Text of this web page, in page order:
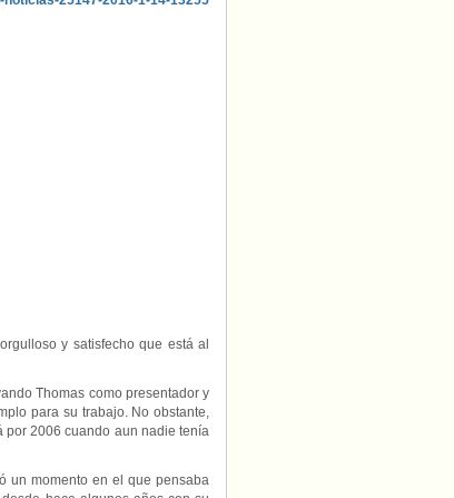
y satisfecho que está al
Thomas como presentador y
para su trabajo. No obstante,
por 2006 cuando aun nadie tenía
un momento en el que pensaba